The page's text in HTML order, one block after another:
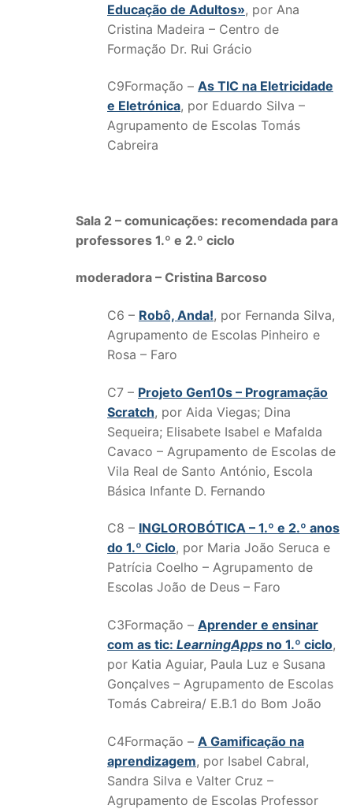
Educação de Adultos», por Ana
Cristina Madeira – Centro de
Formação Dr. Rui Grácio
C9Formação – As TIC na Eletricidade
e Eletrónica, por Eduardo Silva –
Agrupamento de Escolas Tomás
Cabreira
Sala 2 – comunicações: recomendada para
professores 1.º e 2.º ciclo
moderadora – Cristina Barcoso
C6 – Robô, Anda!, por Fernanda Silva,
Agrupamento de Escolas Pinheiro e
Rosa – Faro
C7 – Projeto Gen10s – Programação
Scratch, por Aida Viegas; Dina
Sequeira; Elisabete Isabel e Mafalda
Cavaco – Agrupamento de Escolas de
Vila Real de Santo António, Escola
Básica Infante D. Fernando
C8 – INGLOROBÓTICA – 1.º e 2.º anos
do 1.º Ciclo, por Maria João Seruca e
Patrícia Coelho – Agrupamento de
Escolas João de Deus – Faro
C3Formação – Aprender e ensinar
com as tic: LearningApps no 1.º ciclo,
por Katia Aguiar, Paula Luz e Susana
Gonçalves – Agrupamento de Escolas
Tomás Cabreira/ E.B.1 do Bom João
C4Formação – A Gamificação na
aprendizagem, por Isabel Cabral,
Sandra Silva e Valter Cruz –
Agrupamento de Escolas Professor